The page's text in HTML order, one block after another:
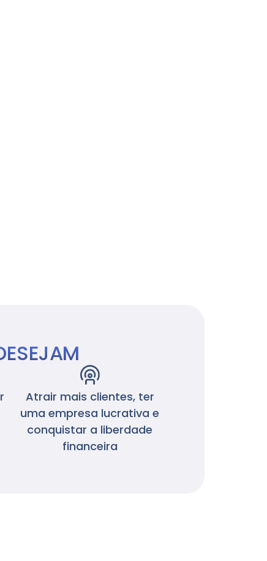
Atrair mais clientes, ter
uma empresa lucrativa e
conquistar a liberdade
financeira